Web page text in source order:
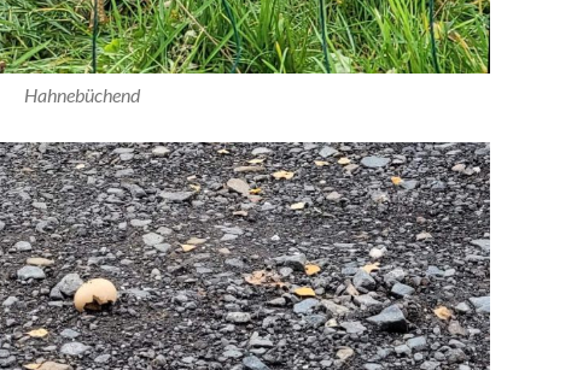
Hahnebüchend